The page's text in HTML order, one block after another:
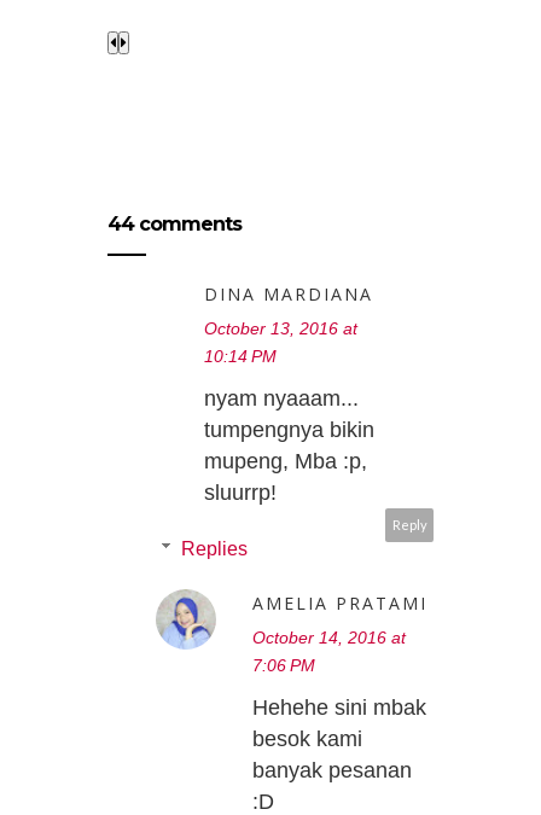
44 comments
DINA MARDIANA
October 13, 2016 at
10:14 PM
nyam nyaaam...
tumpengnya bikin
mupeng, Mba :p,
sluurrp!
Reply
Replies
AMELIA PRATAMI
October 14, 2016 at
7:06 PM
Hehehe sini mbak
besok kami
banyak pesanan
:D